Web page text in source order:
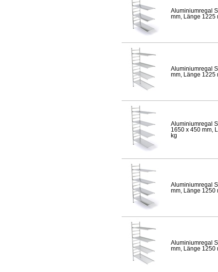
Aluminiumregal
mm, Länge 1225
Aluminiumregal
mm, Länge 1225
Aluminiumregal
1650 x 450 mm,
kg
Aluminiumregal
mm, Länge 1250
Aluminiumregal
mm, Länge 1250